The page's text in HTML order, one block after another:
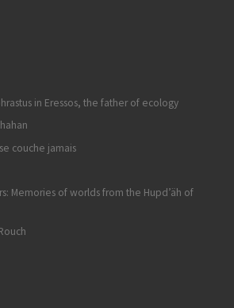
in Eressos, the father of ecology
couche jamais
Memories of worlds from the Hupd’äh of